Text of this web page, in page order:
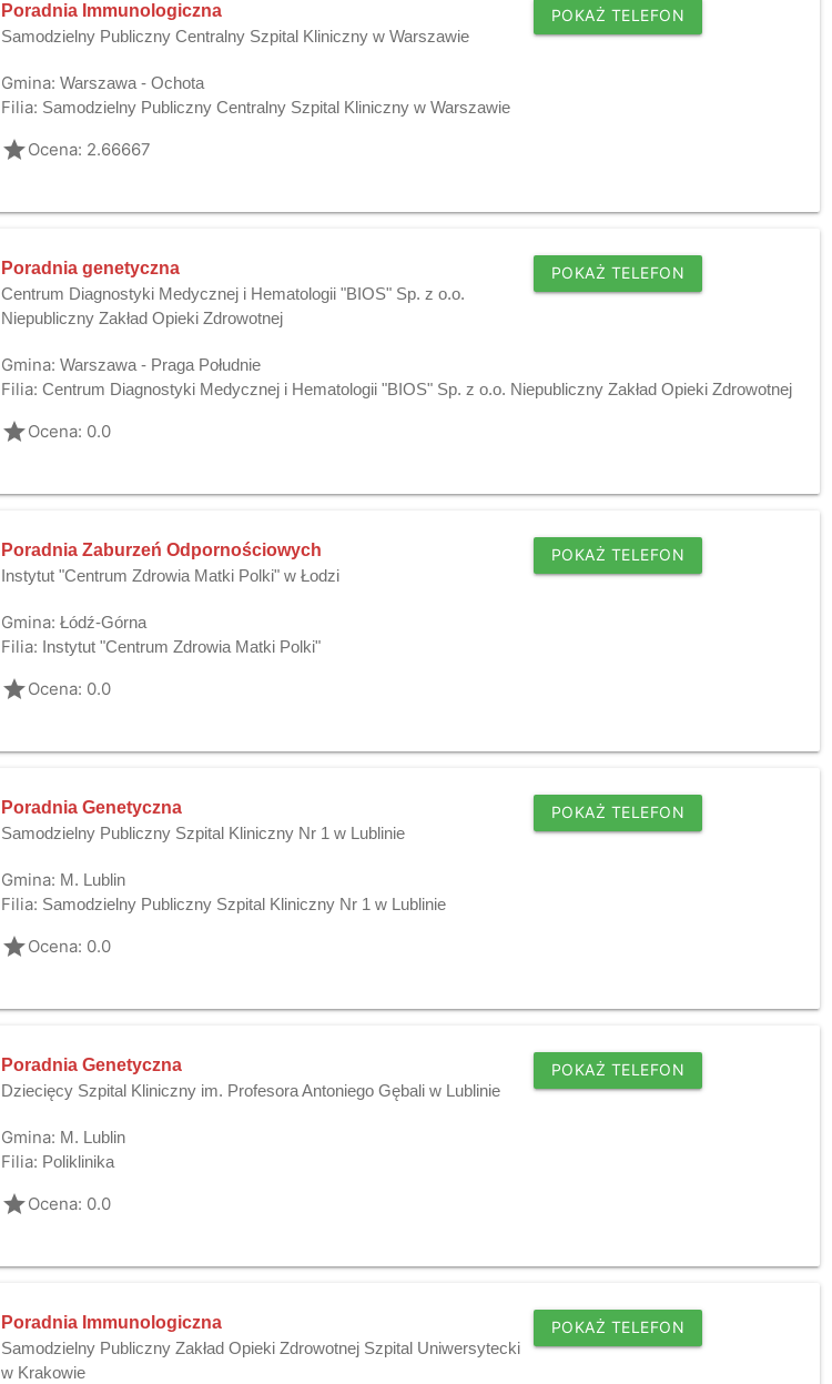
Poradnia Immunologiczna
Samodzielny Publiczny Centralny Szpital Kliniczny w Warszawie
POKAŻ TELEFON
Gmina: Warszawa - Ochota
Filia: Samodzielny Publiczny Centralny Szpital Kliniczny w Warszawie
gradeOcena: 2.66667
Poradnia genetyczna
Centrum Diagnostyki Medycznej i Hematologii "BIOS" Sp. z o.o.
Niepubliczny Zakład Opieki Zdrowotnej
POKAŻ TELEFON
Gmina: Warszawa - Praga Południe
Filia: Centrum Diagnostyki Medycznej i Hematologii "BIOS" Sp. z o.o. Niepubliczny Zakład Opieki Zdrowotnej
gradeOcena: 0.0
Poradnia Zaburzeń Odpornościowych
Instytut "Centrum Zdrowia Matki Polki" w Łodzi
POKAŻ TELEFON
Gmina: Łódź-Górna
Filia: Instytut "Centrum Zdrowia Matki Polki"
gradeOcena: 0.0
Poradnia Genetyczna
Samodzielny Publiczny Szpital Kliniczny Nr 1 w Lublinie
POKAŻ TELEFON
Gmina: M. Lublin
Filia: Samodzielny Publiczny Szpital Kliniczny Nr 1 w Lublinie
gradeOcena: 0.0
Poradnia Genetyczna
Dziecięcy Szpital Kliniczny im. Profesora Antoniego Gębali w Lublinie
POKAŻ TELEFON
Gmina: M. Lublin
Filia: Poliklinika
gradeOcena: 0.0
Poradnia Immunologiczna
Samodzielny Publiczny Zakład Opieki Zdrowotnej Szpital Uniwersytecki
w Krakowie
POKAŻ TELEFON